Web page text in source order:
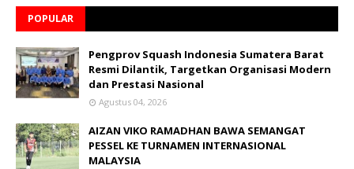
POPULAR
Pengprov Squash Indonesia Sumatera Barat
Resmi Dilantik, Targetkan Organisasi Modern
dan Prestasi Nasional
Agustus 04, 2026
AIZAN VIKO RAMADHAN BAWA SEMANGAT
PESSEL KE TURNAMEN INTERNASIONAL
MALAYSIA